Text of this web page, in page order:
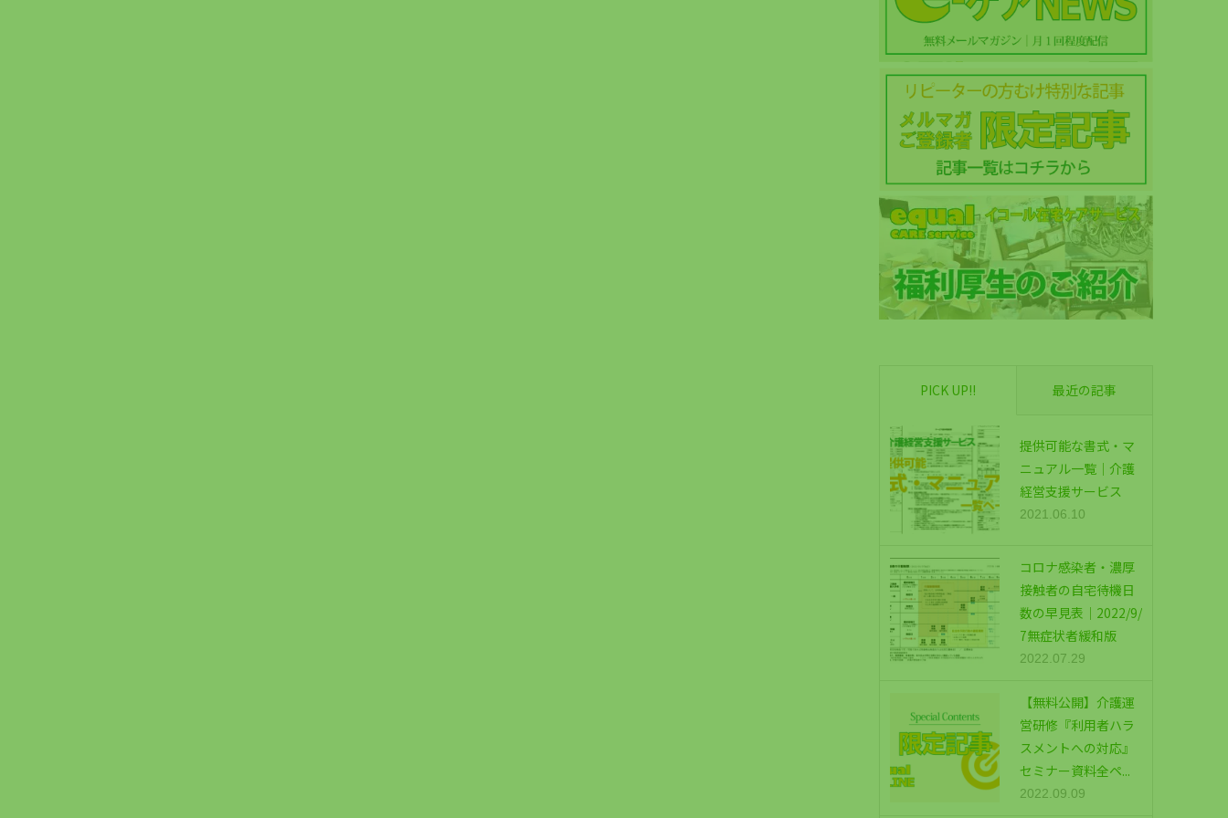
PICK UP!! 最近の記事
提供可能な書式・マ
ニュアル一覧｜介護
経営支援サービス
2021.06.10
コロナ感染者・濃厚
接触者の自宅待機日
数の早見表｜2022/9/
7無症状者緩和版
2022.07.29
【無料公開】介護運
営研修『利用者ハラ
スメントへの対応』
セミナー資料全ペ...
2022.09.09